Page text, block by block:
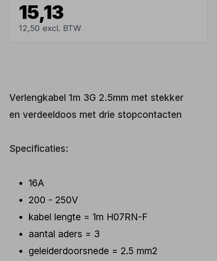
15,13
12,50 excl. BTW
Verlengkabel 1m 3G 2.5mm met stekker
en verdeeldoos met drie stopcontacten
Specificaties:
16A
200 - 250V
kabel lengte = 1m H07RN-F
aantal aders = 3
geleiderdoorsnede = 2.5 mm2